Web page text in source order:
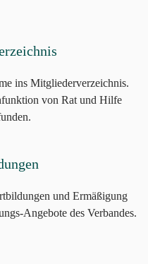
ins Mitgliederverzeichnis.
von Rat und Hilfe
und Ermäßigung
Angebote des Verbandes.